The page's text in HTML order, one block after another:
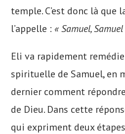
temple. C’est donc là que
l’appelle : « Samuel,
Eli va rapidement
spirituelle de Samuel, en
dernier comment
de Dieu. Dans cette
qui expriment deux